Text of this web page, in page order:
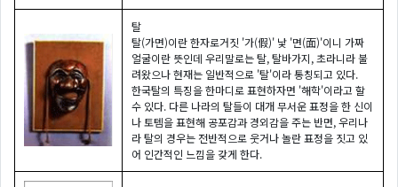
탈
탈(가면)이란 한자로거짓 '가(假)' 낯 '면(面)'이니 가짜
얼굴이란 뜻인데 우리말로는 탈, 탈바가지, 초라니라 불
려왔으나 현재는 일반적으로 '탈'이라 통칭되고 있다.
한국탈의 특징을 한마디로 표현하자면 '해학'이라고 할
수 있다. 다른 나라의 탈들이 대개 무서운 표정을 한 신이
나 토템을 표현해 공포감과 경외감을 주는 반면, 우리나
라 탈의 경우는 전반적으로 웃거나 놀란 표정을 짓고 있
어 인간적인 느낌을 갖게 한다.